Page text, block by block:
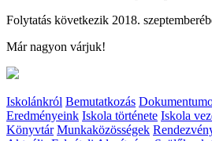
Folytatás következik 2018.
Már nagyon várjuk!
Iskolánkról Bemutatkozás
Eredményeink Iskola története Iskola
Könyvtár Munkaközösségek